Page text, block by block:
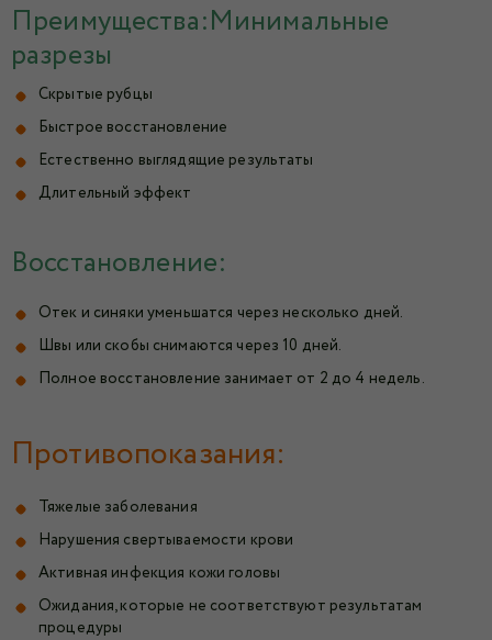
Преимущества:Минимальные
разрезы
Скрытые рубцы
Быстрое восстановление
Естественно выглядящие результаты
Длительный эффект
Восстановление:
Отек и синяки уменьшатся через несколько дней.
Швы или скобы снимаются через 10 дней.
Полное восстановление занимает от 2 до 4 недель.
Противопоказания:
Тяжелые заболевания
Нарушения свертываемости крови
Активная инфекция кожи головы
Ожидания, которые не соответствуют результатам
процедуры